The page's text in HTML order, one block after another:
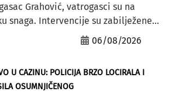
Grahović, vatrogasci su na
snaga. Intervencije su zabilježene...
06/08/2026
U CAZINU: POLICIJA BRZO LOCIRALA I
OSUMNJIČENOG